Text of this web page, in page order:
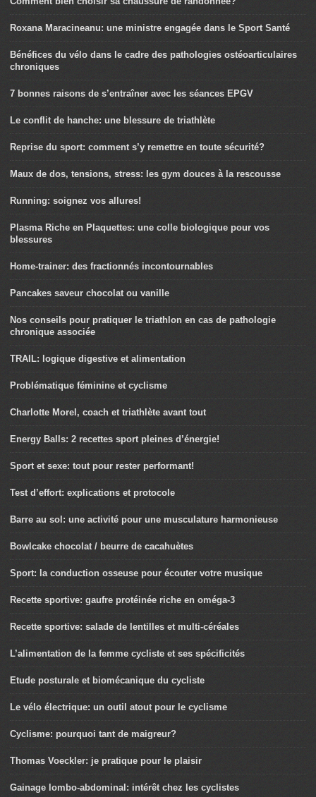
Roxana Maracineanu: une ministre engagée dans le Sport Santé
Bénéfices du vélo dans le cadre des pathologies ostéoarticulaires
chroniques
7 bonnes raisons de s’entraîner avec les séances EPGV
Le conflit de hanche: une blessure de triathlète
Reprise du sport: comment s’y remettre en toute sécurité?
Maux de dos, tensions, stress: les gym douces à la rescousse
Running: soignez vos allures!
Plasma Riche en Plaquettes: une colle biologique pour vos
blessures
Home-trainer: des fractionnés incontournables
Pancakes saveur chocolat ou vanille
Nos conseils pour pratiquer le triathlon en cas de pathologie
chronique associée
TRAIL: logique digestive et alimentation
Problématique féminine et cyclisme
Charlotte Morel, coach et triathlète avant tout
Energy Balls: 2 recettes sport pleines d’énergie!
Sport et sexe: tout pour rester performant!
Test d’effort: explications et protocole
Barre au sol: une activité pour une musculature harmonieuse
Bowlcake chocolat / beurre de cacahuètes
Sport: la conduction osseuse pour écouter votre musique
Recette sportive: gaufre protéinée riche en oméga-3
Recette sportive: salade de lentilles et multi-céréales
L’alimentation de la femme cycliste et ses spécificités
Etude posturale et biomécanique du cycliste
Le vélo électrique: un outil atout pour le cyclisme
Cyclisme: pourquoi tant de maigreur?
Thomas Voeckler: je pratique pour le plaisir
Gainage lombo-abdominal: intérêt chez les cyclistes